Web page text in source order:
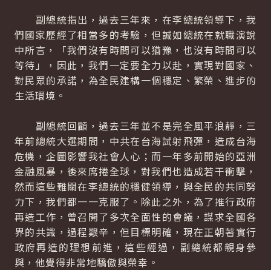
副總統指出，過去三年來，在李總統領導下，我
們國家歷經了相當多的考驗，但誠如總統在就職演說
中所言，「我們沒有時間可以猶豫，也沒有時間可以
等待」，因此，我們一定要全力以赴，實現對國家、
對民眾的承諾，為全民建構一個穩定、繁榮、進步的
生活環境。
副總統回顧，過去三年並不是完全風平浪靜，三
年前總統大選期間，中共在台海試射飛彈，造成台海
危機，企圖影響我社會人心；而一年多前開始的亞洲
金融風暴，後來席捲全球，對我們也造成若干衝擊，
然而這些難關在李總統的穩健領導，與全民的共同努
力下，我們都一一克服了。除此之外，為了推行政府
再造工作，曾召開了多次全面性的會議，謀求全國各
界的共識，過程艱辛，但目標明確，現在正朝著實行
政府再造的理想前進，這些經過，副總統都親身參
與，他覺得非常地驕傲與榮幸。